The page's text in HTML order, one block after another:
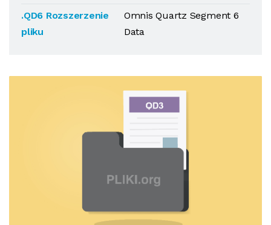
.QD6 Rozszerzenie
pliku
Omnis Quartz Segment 6
Data